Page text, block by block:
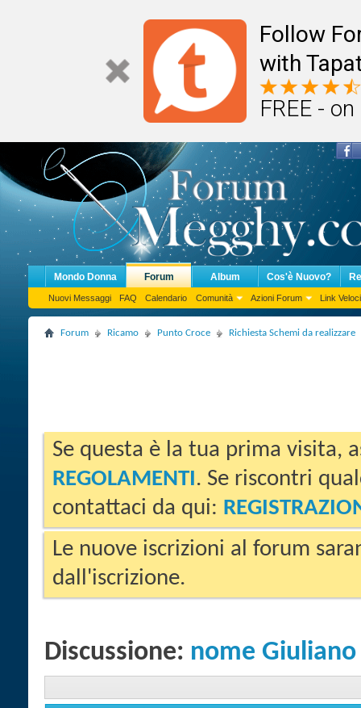
Follow
with
FREE -
Mondo Donna Forum
Nuovi Messaggi FAQ Calendario Comunità Azioni Forum Link Veloci
Album Cos'è Nuovo?
Forum Ricamo Punto Croce Richiesta Schemi da realizzare
Se questa è la tua prima visita,
REGOLAMENTI. Se riscontri
contattaci da qui:
Le nuove iscrizioni al forum
dall'iscrizione.
Discussione: nome Giuliano